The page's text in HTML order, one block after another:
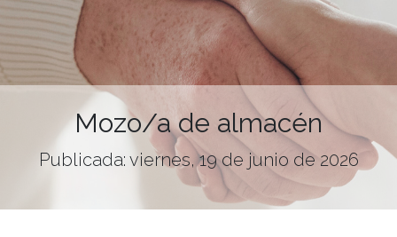
Mozo/a de almacén
Publicada: viernes, 19 de junio de 2026